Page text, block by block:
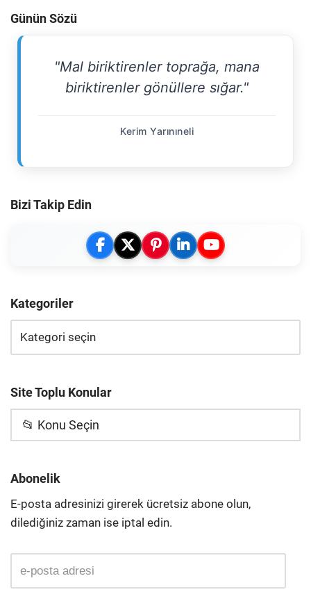
Günün Sözü
"Mal biriktirenler toprağa, mana
biriktirenler gönüllere sığar."
Kerim Yarınıneli
Bizi Takip Edin
Kategoriler
Site Toplu Konular
📂 Konu Seçin
Abonelik
E-posta adresinizi girerek ücretsiz abone olun,
dilediğiniz zaman ise iptal edin.